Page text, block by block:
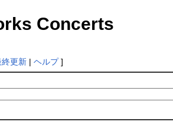
Concerts
終更新| ヘルプ]